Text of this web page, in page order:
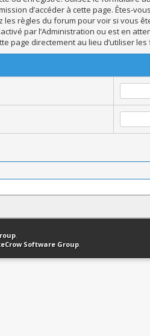
d’accéder à cette page. Êtes-
les règles du forum pour voir si vous
par l’Administration ou est en
page directement au lieu d’utiliser
en haut Version bas-débit
.
Software Group.